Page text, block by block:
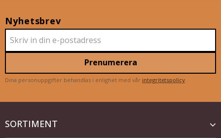
Nyhetsbrev
Prenumerera
Dina personuppgifter behandlas i enlighet med vår integritetspolicy
SORTIMENT